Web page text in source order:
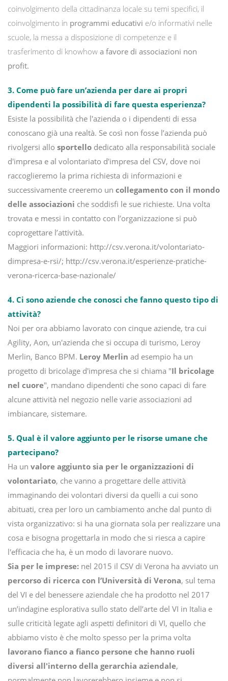
coinvolgimento della cittadinanza locale su temi specifici, il
coinvolgimento in programmi educativi e/o informativi nelle
scuole, la messa a disposizione di competenze e il
trasferimento di knowhow a favore di associazioni non
profit.
3. Come può fare un’azienda per dare ai propri
dipendenti la possibilità di fare questa esperienza?
Esiste la possibilità che l'azienda o i dipendenti di essa
conoscano già una realtà. Se così non fosse l’azienda può
rivolgersi allo sportello dedicato alla responsabilità sociale
d'impresa e al volontariato d'impresa del CSV, dove noi
raccoglieremo la prima richiesta di informazioni e
successivamente creeremo un collegamento con il mondo
delle associazioni che soddisfi le sue richieste. Una volta
trovata e messi in contatto con l’organizzazione si può
coprogettare l’attività.
Maggiori informazioni: http://csv.verona.it/volontariato-
dimpresa-e-rsi/; http://csv.verona.it/esperienze-pratiche-
verona-ricerca-base-nazionale/
4. Ci sono aziende che conosci che fanno questo tipo di
attività?
Noi per ora abbiamo lavorato con cinque aziende, tra cui
Agility, Aon, un'azienda che si occupa di turismo, Leroy
Merlin, Banco BPM. Leroy Merlin ad esempio ha un
progetto di bricolage d'impresa che si chiama "Il bricolage
nel cuore", mandano dipendenti che sono capaci di fare
alcune attività nel negozio nelle varie associazioni ad
imbiancare, sistemare.
5. Qual è il valore aggiunto per le risorse umane che
partecipano?
Ha un valore aggiunto sia per le organizzazioni di
volontariato, che vanno a progettare delle attività
immaginando dei volontari diversi da quelli a cui sono
abituati, crea per loro un cambiamento anche dal punto di
vista organizzativo: si ha una giornata sola per realizzare una
cosa e bisogna progettarla in modo che si riesca a capire
l'efficacia che ha, è un modo di lavorare nuovo.
Sia per le imprese: nel 2015 il CSV di Verona ha avviato un
percorso di ricerca con l’Università di Verona, sul tema
del VI e del benessere aziendale che ha prodotto nel 2017
un’indagine esplorativa sullo stato dell’arte del VI in Italia e
sulle criticità legate agli aspetti definitori di VI, quello che
abbiamo visto è che molto spesso per la prima volta
lavorano fianco a fianco persone che hanno ruoli
diversi all'interno della gerarchia aziendale,